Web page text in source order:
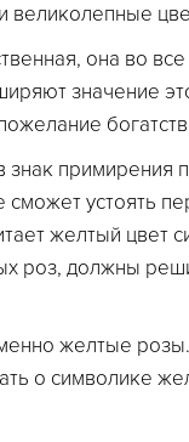
великолепные
она во
значение
примирения
устоять
желтый цвет
роз, должны
желтые розы.
о символике